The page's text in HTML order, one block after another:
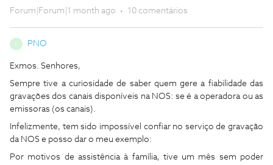
Forum|Forum|1 month ago 10 comentários
PNO
Exmos. Senhores,
Sempre tive a curiosidade de saber quem gere a fiabilidade das
gravações dos canais disponíveis na NOS: se é a operadora ou as
emissoras (os canais).
Infelizmente, tem sido impossível confiar no serviço de gravação
da NOS e posso dar o meu exemplo:
Por motivos de assistência à família, tive um mês sem poder